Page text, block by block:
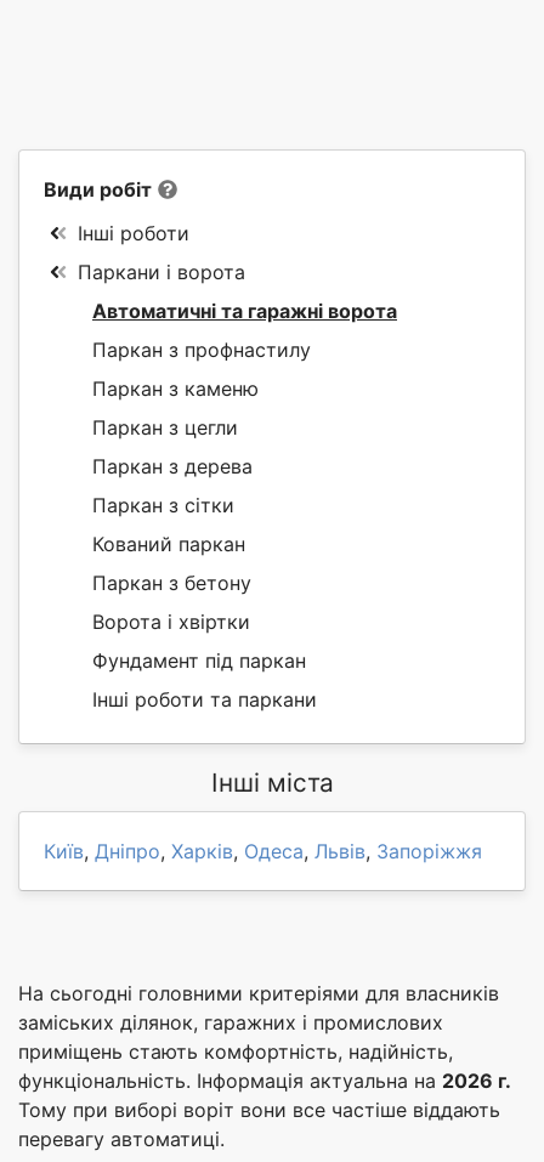
Види робіт
Інші роботи
Паркани і ворота
Автоматичні та гаражні ворота
Паркан з профнастилу
Паркан з каменю
Паркан з цегли
Паркан з дерева
Паркан з сітки
Кований паркан
Паркан з бетону
Ворота і хвіртки
Фундамент під паркан
Інші роботи та паркани
Інші міста
Київ, Дніпро, Харків, Одеса, Львів, Запоріжжя
На сьогодні головними критеріями для власників
заміських ділянок, гаражних і промислових
приміщень стають комфортність, надійність,
функціональність. Інформація актуальна на 2026 г.
Тому при виборі воріт вони все частіше віддають
перевагу автоматиці.